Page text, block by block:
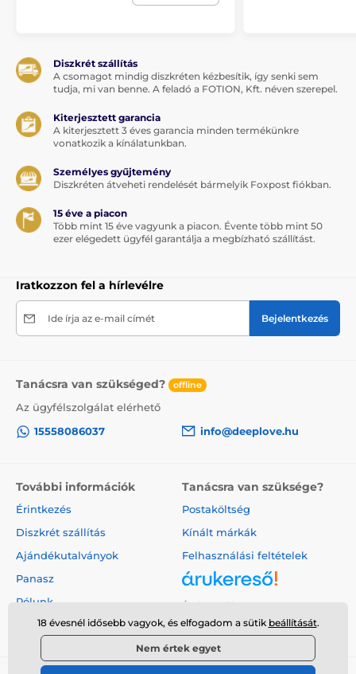
Diszkrét szállítás
A csomagot mindig diszkréten kézbesítik, így senki sem
tudja, mi van benne. A feladó a FOTION, Kft. néven szerepel.
Kiterjesztett garancia
A kiterjesztett 3 éves garancia minden termékünkre
vonatkozik a kínálatunkban.
Személyes gyűjtemény
Diszkréten átveheti rendelését bármelyik Foxpost fiókban.
15 éve a piacon
Több mint 15 éve vagyunk a piacon. Évente több mint 50
ezer elégedett ügyfél garantálja a megbízható szállítást.
Iratkozzon fel a hírlevélre
Ide írja az e-mail címét Bejelentkezés
Tanácsra van szükséged? offline
Az ügyfélszolgálat elérhető
15558086037
info@deeplove.hu
További információk
Érintkezés
Diszkrét szállítás
Ajándékutalványok
Panasz
Rólunk
Tanácsra van szüksége?
Postaköltség
Kínált márkák
Felhasználási feltételek
Árukereső.hu
18 évesnél idősebb vagyok, és elfogadom a sütik beállítását.
Nem értek egyet